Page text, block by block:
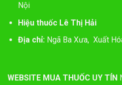
Nội
Hiệu thuốc Lê Thị Hải
Địa chỉ: Ngã Ba Xưa, Xuất
WEBSITE MUA THUỐC UY TÍN